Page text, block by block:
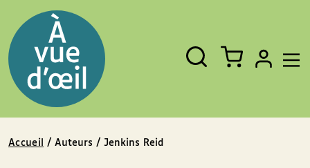
Fermer
Rechercher
un
livre,
un
auteur,
un
EAN
Accueil / Auteurs / Jenkins Reid